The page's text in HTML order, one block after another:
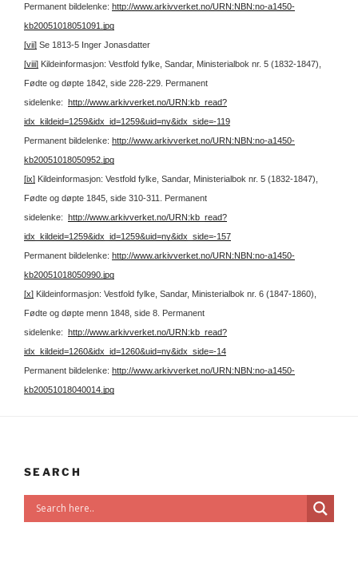
Permanent bildelenke: http://www.arkivverket.no/URN:NBN:no-a1450-
kb20051018051091.jpg
[vii] Se 1813-5 Inger Jonasdatter
[viii] Kildeinformasjon: Vestfold fylke, Sandar, Ministerialbok nr. 5 (1832-1847),
Fødte og døpte 1842, side 228-229. Permanent
sidelenke: http://www.arkivverket.no/URN:kb_read?
idx_kildeid=1259&idx_id=1259&uid=ny&idx_side=-119
Permanent bildelenke: http://www.arkivverket.no/URN:NBN:no-a1450-
kb20051018050952.jpg
[ix] Kildeinformasjon: Vestfold fylke, Sandar, Ministerialbok nr. 5 (1832-1847),
Fødte og døpte 1845, side 310-311. Permanent
sidelenke: http://www.arkivverket.no/URN:kb_read?
idx_kildeid=1259&idx_id=1259&uid=ny&idx_side=-157
Permanent bildelenke: http://www.arkivverket.no/URN:NBN:no-a1450-
kb20051018050990.jpg
[x] Kildeinformasjon: Vestfold fylke, Sandar, Ministerialbok nr. 6 (1847-1860),
Fødte og døpte menn 1848, side 8. Permanent
sidelenke: http://www.arkivverket.no/URN:kb_read?
idx_kildeid=1260&idx_id=1260&uid=ny&idx_side=-14
Permanent bildelenke: http://www.arkivverket.no/URN:NBN:no-a1450-
kb20051018040014.jpg
SEARCH